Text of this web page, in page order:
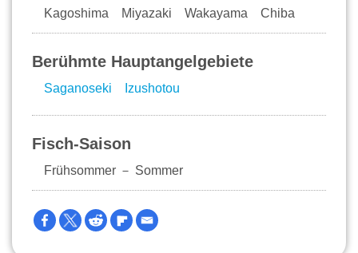
Kagoshima Miyazaki Wakayama Chiba
Berühmte Hauptangelgebiete
Saganoseki Izushotou
Fisch-Saison
Frühsommer － Sommer